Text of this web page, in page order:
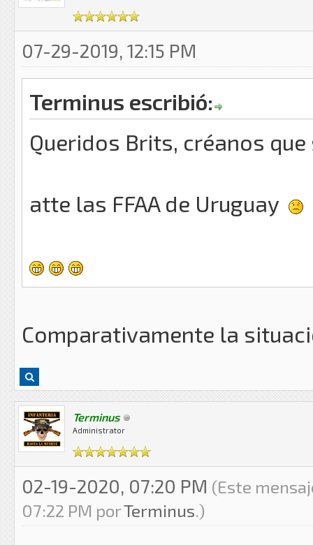
07-29-2019, 12:15 PM
Terminus escribió:
Queridos Brits, créanos
atte las FFAA de Uruguay
Comparativamente la
Terminus
Administrator
02-19-2020, 07:20 PM (Este
07:22 PM porTerminus.)